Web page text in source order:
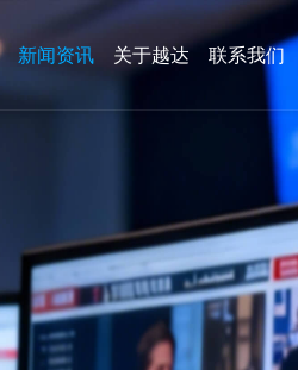
新闻资讯 关于越达 联系我们